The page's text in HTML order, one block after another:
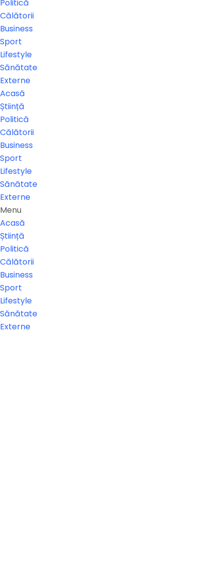
Politică
Călătorii
Business
Sport
Lifestyle
Sănătate
Externe
Acasă
Știință
Politică
Călătorii
Business
Sport
Lifestyle
Sănătate
Externe
Menu
Acasă
Știință
Politică
Călătorii
Business
Sport
Lifestyle
Sănătate
Externe